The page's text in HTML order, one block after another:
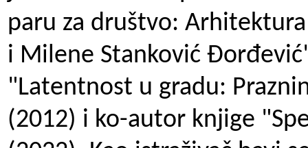
paru za društvo:
i Milene Stanković
"Latentnost u gradu:
(2012) i ko-autor knjige